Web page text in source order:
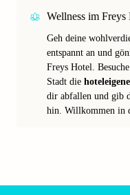
Wellness im
Geh deine
entspannt an und
Freys Hotel.
Stadt die
dir abfallen und gib
hin. Willkommen in